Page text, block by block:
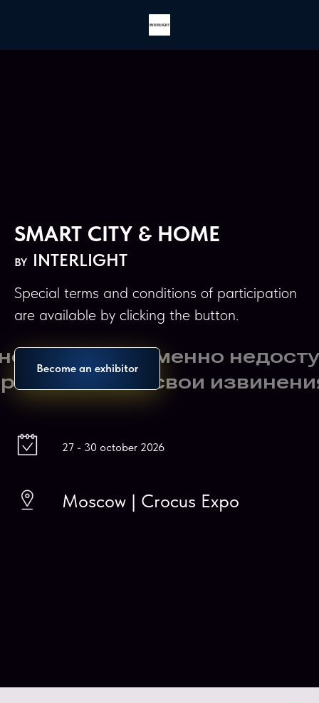
SMART CITY & HOME
BY INTERLIGHT
Special terms and conditions of participation
are available by clicking the button.
Become an exhibitor
27 - 30 october 2026
Moscow | Crocus Expo